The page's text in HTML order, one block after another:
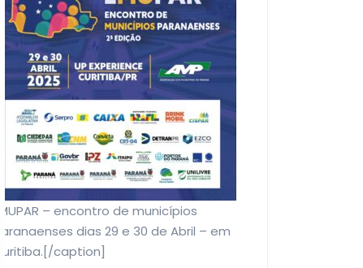
EMUPAR – encontro de municípios
paranaenses dias 29 e 30 de Abril – em
Curitiba.[/caption]